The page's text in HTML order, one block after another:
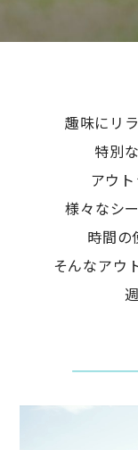
趣味にリ
特別
アウト
様々なシ
時間の
そんなアウ